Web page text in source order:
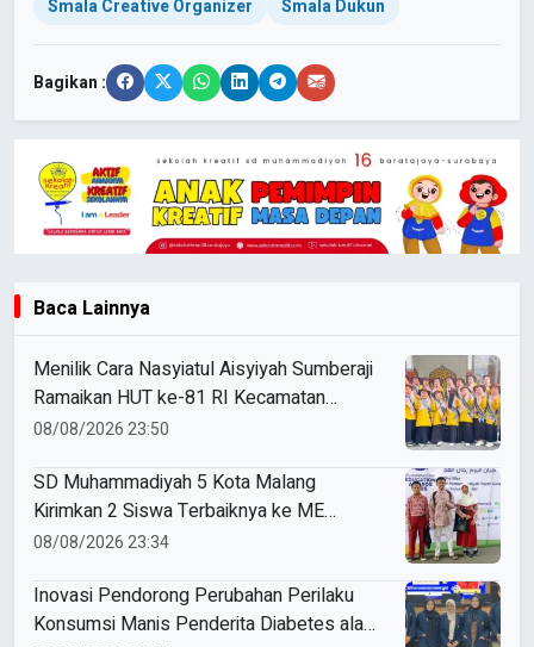
Smala Creative Organizer
Smala Dukun
Bagikan :
Baca Lainnya
Menilik Cara Nasyiatul Aisyiyah Sumberaji
Ramaikan HUT ke-81 RI Kecamatan
Sukodadi
08/08/2026 23:50
SD Muhammadiyah 5 Kota Malang
Kirimkan 2 Siswa Terbaiknya ke ME
Award 2026
08/08/2026 23:34
Inovasi Pendorong Perubahan Perilaku
Konsumsi Manis Penderita Diabetes ala